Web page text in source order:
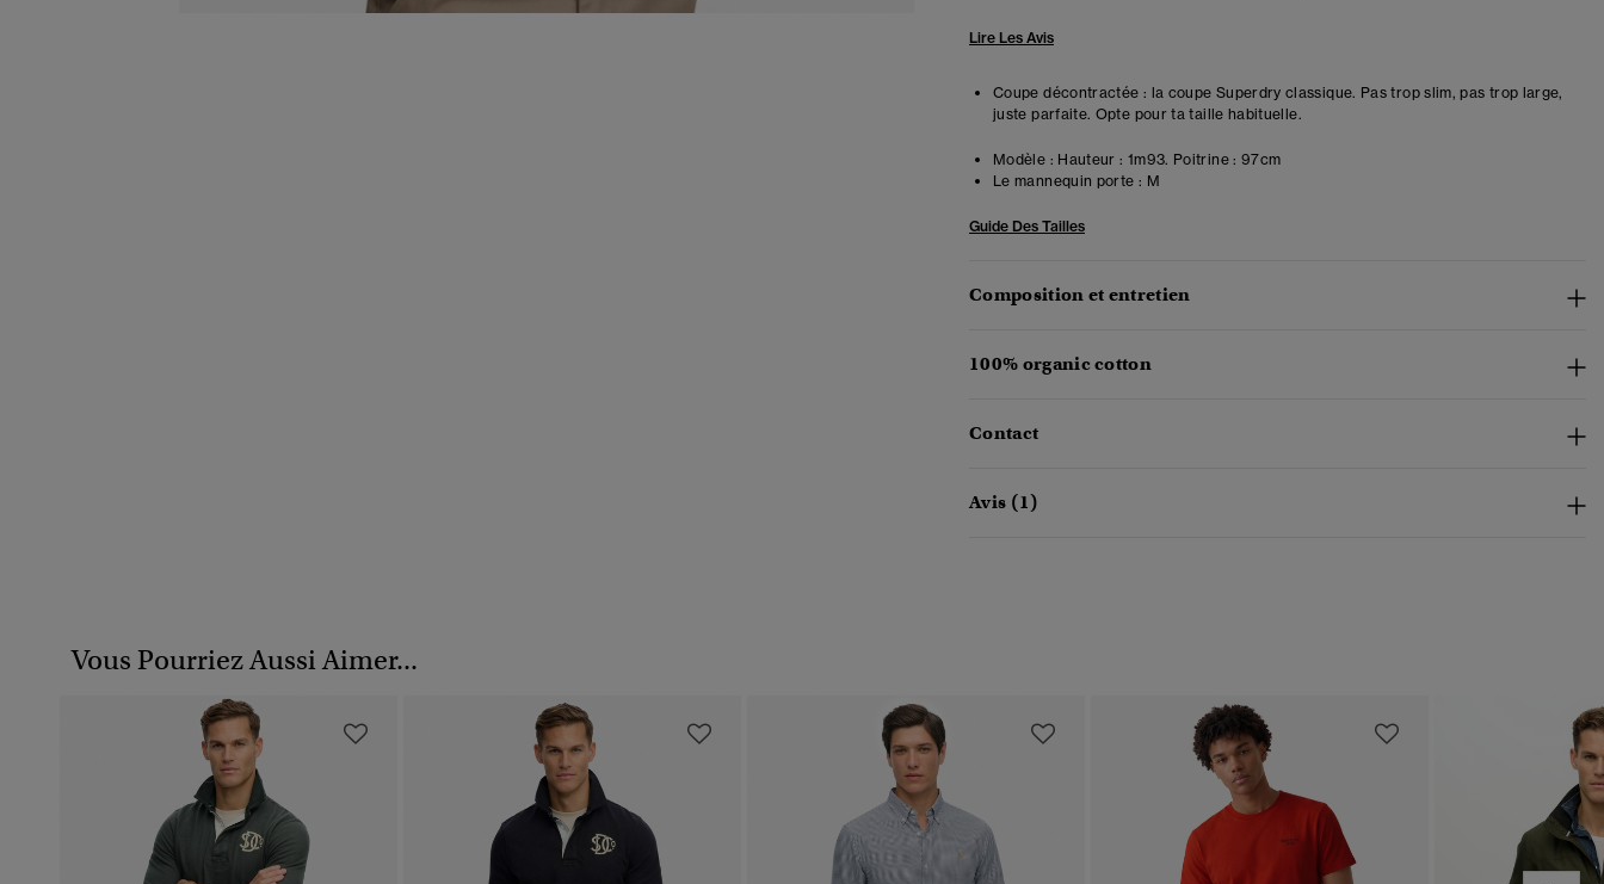
Lire Les Avis
Coupe décontractée : la coupe Superdry classique. Pas trop slim, pas trop large,
juste parfaite. Opte pour ta taille habituelle.
Modèle : Hauteur : 1m93. Poitrine : 97cm
Le mannequin porte : M
Guide Des Tailles
Composition et entretien
100% organic cotton
Contact
Avis (1)
Vous Pourriez Aussi Aimer...